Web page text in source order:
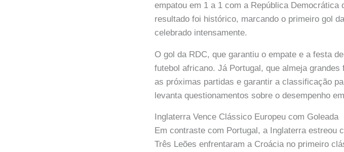
empatou em 1 a 1 com a República
resultado foi histórico, marcando o primeiro gol
celebrado intensamente.
O gol da RDC, que garantiu o empate e a festa
futebol africano. Já Portugal, que almeja
as próximas partidas e garantir a classificação
levanta questionamentos sobre o desempenho
Inglaterra Vence Clássico Europeu com Goleada
Em contraste com Portugal, a Inglaterra estreou
Três Leões enfrentaram a Croácia no primeiro